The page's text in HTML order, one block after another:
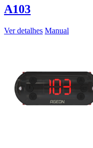
A103
Ver detalhes Manual